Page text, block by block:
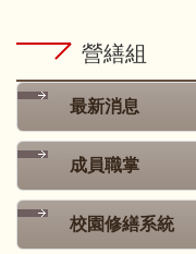
營繕組
最新消息
成員職掌
校園修繕系統